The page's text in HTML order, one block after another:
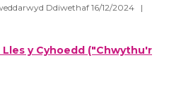
Ddiwethaf 16/12/2024 |
y Cyhoedd ("Chwythu'r